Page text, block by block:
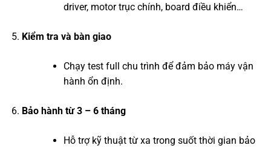
driver, motor trục chính, board điều khiển…
Kiểm tra và bàn giao
Chạy test full chu trình để đảm bảo máy vận
hành ổn định.
Bảo hành từ 3 – 6 tháng
Hỗ trợ kỹ thuật từ xa trong suốt thời gian bảo